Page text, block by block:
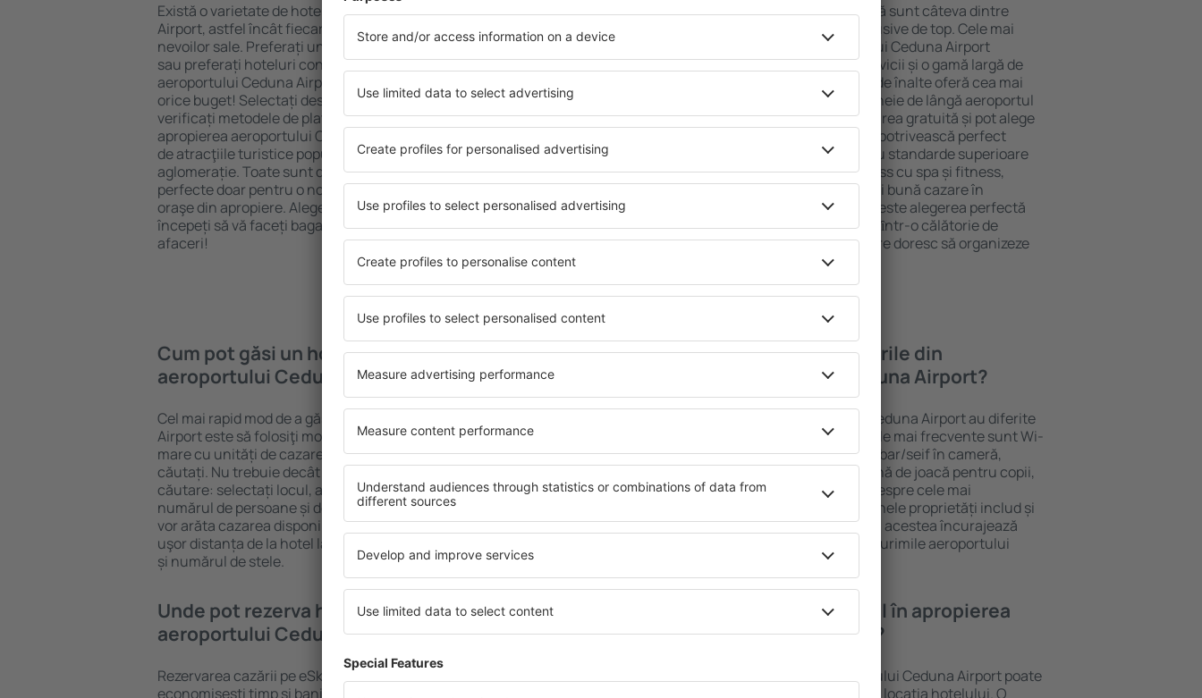
Există o varietate de hoteluri disponibile lângă aeoportul Ceduna
Airport, astfel încât fiecare turist poate găsi cazare potrivită
nevoilor sale. Preferați un hotel All-Inclusive cu standarde ȋnalte
sau preferați hoteluri confortabile cu preţuri mici? În apropierea
aeroportului Ceduna Airport puteți rezerva uşor cazare pentru
orice buget! Selectați destinația şi standardul pentru hotel,
verificați metodele de plată și opțiunile de anulare. Hotelurile din
apropierea aeroportului Ceduna Airport sunt situate atât aproape
de atracţiile turistice populare, cât și puțin mai departe de
aglomerație. Toate sunt disponibile pentru o vacanță lungă sau
perfecte doar pentru o noapte, atunci când doriţi să vizitaţi şi alte
oraşe din apropiere. Alegeți hotelul care vi se potriveşte și
începeți să vă faceți bagajele pentru o vacanţă sau călătorie de
afaceri!
Varietatea serviciilor și o locație atractivă sunt câteva dintre
elementele cheie ale unui hotel All-Inclusive de top. Cele mai
bune hoteluri din apropierea aeroportului Ceduna Airport
garantează cel mai înalt standard de servicii și o gamă largă de
facilități. Unitățile de cazare cu standarde înalte oferă cea mai
bună locație, în apropiere de atracţiile cheie de lângă aeroportul
Ceduna Airport. Oaspeții pot folosi parcarea gratuită și pot alege
o cameră sau un apartament care să se potrivească perfect
nevoilor lor. Este probabil ca hotelurile cu standarde superioare
să ofere un meniu variat, zone de wellness cu spa și fitness,
precum și activități pentru copii. Cea mai bună cazare în
apropierea aeroportului Ceduna Airport este alegerea perfectă
pentru cupluri, familii și persoane aflate ȋntr-o călătorie de
afaceri, precum și pentru companiile care doresc să organizeze
Cum pot găsi un hotel în apropierea
aeroportului Ceduna Airport?
Cel mai rapid mod de a găsi un hotel lângă aeroportul Ceduna
Airport este să folosiţi motorul de căutare a cazărilor eSky. Baza
mare cu unități de cazare este garanția că veți găsi ceea ce
căutați. Nu trebuie decât să completați câmpurile din motorul de
căutare: selectați locul, alegeți datele de check-in și check-out,
numărul de persoane și de camere şi gata! Rezultatele căutării vă
vor arăta cazarea disponibilă în datele selectate. Puteți vedea
uşor distanța de la hotel la aeroport, metodele de plată acceptate
și numărul de stele.
Ce facilități voi găsi în hotelurile din
apropierea aeroportului Ceduna Airport?
Hotelurile din apropierea aeroportului Ceduna Airport au diferite
standarde și facilități pentru oaspeți. Cele mai frecvente sunt Wi-
Fi gratuit, zone de wellness cu SPA, mini bar/seif în cameră,
centru comercial, zonă de luat masa, zonă de joacă pentru copii,
parcare gratuită și broșuri informative despre cele mai
interesante atracții turistice din zonă. Unele proprietăți includ și
transferul de la și către aeroport. Uneori, acestea încurajează
vizitarea obiectivelor turistice din ȋmprejurimile aeroportului
Unde pot rezerva hoteluri în apropierea
aeroportului Ceduna Airport?
Rezervarea cazării pe eSky.ro este o soluție care te va ajuta să
economiseşti timp și bani. Foloseşte motorul de căutare a
Cât costă o noapte la un hotel în apropierea
aeroportului Ceduna Airport?
Prețul pe noapte în apropierea aeroportului Ceduna Airport poate
varia în funcție de numărul de stele și de locaţia hotelului. O